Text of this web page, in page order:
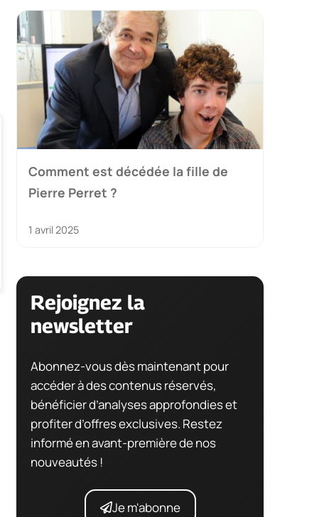
Comment est décédée la fille de
Pierre Perret ?
1 avril 2025
Rejoignez la
newsletter
Abonnez-vous dès maintenant pour
accéder à des contenus réservés,
bénéficier d’analyses approfondies et
profiter d’offres exclusives. Restez
informé en avant-première de nos
nouveautés !
Je m'abonne